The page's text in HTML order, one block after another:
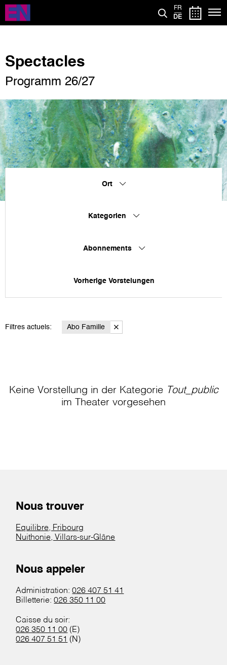
Direkt
zum
Inhalt
FR
DE
Spectacles
Programm 26/27
Ort
Kategorien
Abonnements
Vorherige Vorstelungen
Filtres actuels: Abo Famille
Keine Vorstellung in der Kategorie Tout_public
im Theater vorgesehen
Nous trouver
Equilibre, Fribourg
Nuithonie, Villars-sur-Glâne
Nous appeler
Administration:026 407 51 41
Billetterie:026 350 11 00
Caisse du soir:
026 350 11 00 (E)
026 407 51 51 (N)